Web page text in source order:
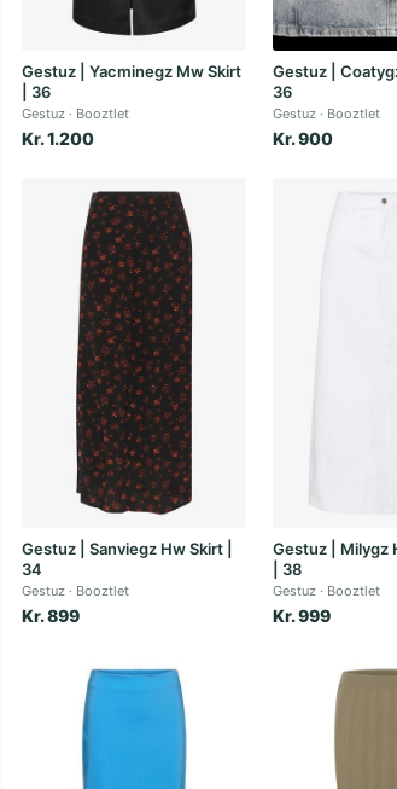
Gestuz | Yacminegz Mw Skirt
| 36
Gestuz Booztlet
Kr. 1.200
Gestuz |
36
Gestuz Booztlet
Kr. 900
Gestuz | Sanviegz Hw Skirt |
34
Gestuz Booztlet
Kr. 899
Gestuz | Milygz
| 38
Gestuz Booztlet
Kr. 999